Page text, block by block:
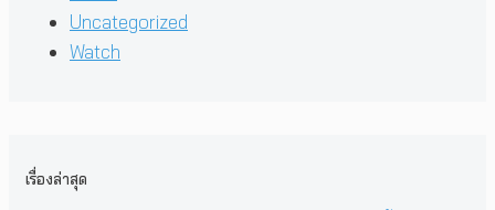
Uncategorized
Watch
เรื่องล่าสุด